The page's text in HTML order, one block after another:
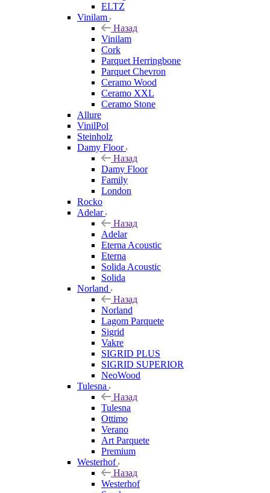
ELTZ
Vinilam
Назад
Vinilam
Cork
Parquet Herringbone
Parquet Chevron
Ceramo Wood
Ceramo XXL
Ceramo Stone
Allure
VinilPol
Steinholz
Damy Floor
Назад
Damy Floor
Family
London
Rocko
Adelar
Назад
Adelar
Eterna Acoustic
Eterna
Solida Acoustic
Solida
Norland
Назад
Norland
Lagom Parquete
Sigrid
Vakre
SIGRID PLUS
SIGRID SUPERIOR
NeoWood
Tulesna
Назад
Tulesna
Ottimo
Verano
Art Parquete
Premium
Westerhof
Назад
Westerhof